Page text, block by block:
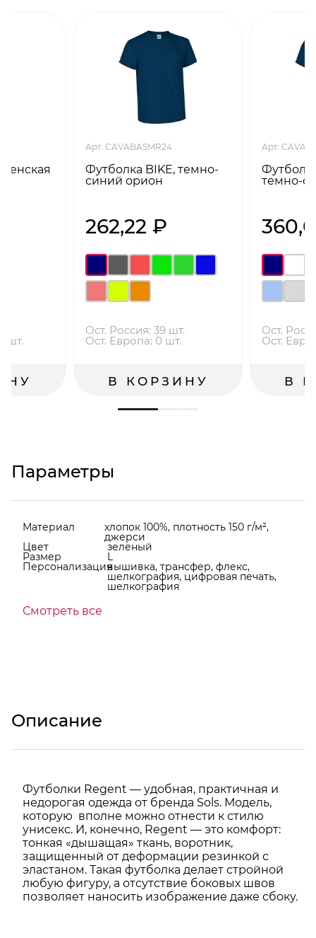
шт.
Арт. CAVABASMR24
Футболка BIKE, темно-
синий орион
262,22 ₽
Ост. Россия: 39 шт.
Ост. Европа: 0 шт.
В КОРЗИНУ
Арт.
темно-
Ост.
Ост.
В
Параметры
Материал хлопок 100%, плотность 150 г/м²,
джерси
Цвет зеленый
Размер L
Персонализациявышивка, трансфер, флекс,
шелкография, цифровая печать,
шелкография
Смотреть все
Описание
Футболки Regent — удобная, практичная и
недорогая одежда от бренда Sols. Модель,
которую вполне можно отнести к стилю
унисекс. И, конечно, Regent — это комфорт:
тонкая «дышащая» ткань, воротник,
защищенный от деформации резинкой с
эластаном. Такая футболка делает стройной
любую фигуру, а отсутствие боковых швов
позволяет наносить изображение даже сбоку.